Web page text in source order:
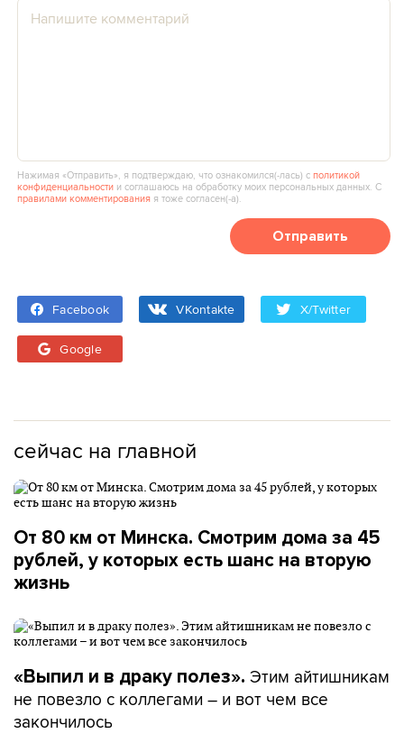
Нажимая «Отправить», я подтверждаю, что ознакомился(‑лась) сполитикой
конфиденциальности и соглашаюсь на обработку моих персональных данных. С
правилами комментирования я тоже согласен(‑а).
Отправить
Facebook VKontakte X/Twitter
Google
сейчас на главной
От 80 км от Минска. Смотрим дома за 45
рублей, у которых есть шанс на вторую
жизнь
«Выпил и в драку полез». Этим айтишникам
не повезло с коллегами – и вот чем все
закончилось